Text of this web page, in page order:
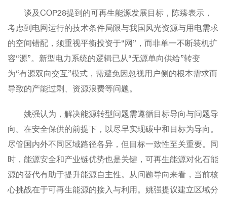
谈及COP28提到的可再生能源发展目标，陈臻表示，
考虑到电网运行的技术条件局限与我国风光资源与用电需求
的空间错配，须重视平衡投资于“网”，而非单一不断装机扩
容“源”。新型电力系统的逻辑已从“无源单向供给”转变
为“有源双向交互”模式，需避免因忽视用户侧的根本需求而
导致的产能过剩、资源浪费等问题。
姚强认为，解决能源转型问题需遵循目标导向与问题导
向。在安全保供的前提下，以尽早实现碳中和目标为导向。
尽管国内外不同区域路径各异，但目标一致性至关重要。同
时，能源安全和产业链优势也是关键，可再生能源对化石能
源的替代有助于提升能源自主性。从问题导向来看，当前核
心挑战在于可再生能源的接入与利用。姚强提议建立区域分